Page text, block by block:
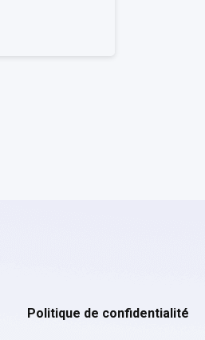
Politique de confidentialité